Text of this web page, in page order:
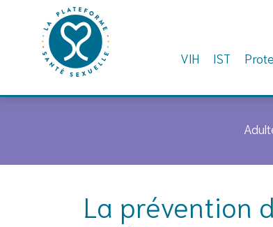
Skip
VIH IST
La prévention